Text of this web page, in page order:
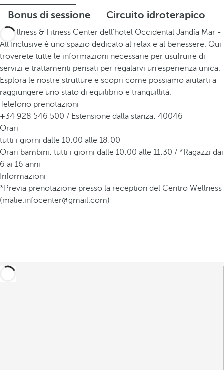
Bonus di sessione
Circuito idroterapico
Il wellness & Fitness Center dell'hotel Occidental Jandía Mar -
All Inclusive è uno spazio dedicato al relax e al benessere. Qui
troverete tutte le informazioni necessarie per usufruire di
servizi e trattamenti pensati per regalarvi un'esperienza unica.
Esplora le nostre strutture e scopri come possiamo aiutarti a
raggiungere uno stato di equilibrio e tranquillità.
Telefono prenotazioni
+34 928 546 500 / Estensione dalla stanza: 40046
Orari
tutti i giorni dalle 10:00 alle 18:00
Orari bambini: tutti i giorni dalle 10:00 alle 11:30 / *Ragazzi dai
6 ai 16 anni
Informazioni
*Previa prenotazione presso la reception del Centro Wellness
(malie.infocenter@gmail.com)